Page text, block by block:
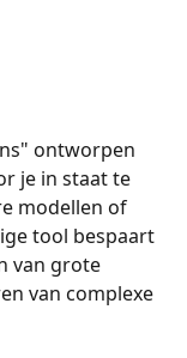
ontworpen
je in staat te
modellen of
tool bespaart
van grote
van complexe